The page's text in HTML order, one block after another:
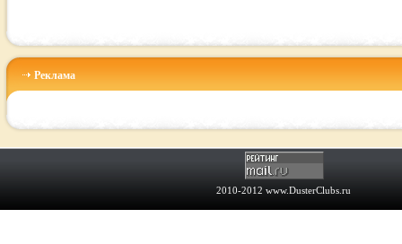
Реклама
2010-2012 www.DusterClubs.ru